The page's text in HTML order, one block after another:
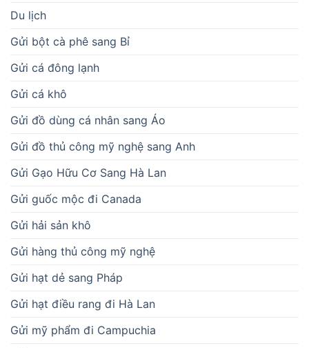
Du lịch
Gửi bột cà phê sang Bỉ
Gửi cá đông lạnh
Gửi cá khô
Gửi đồ dùng cá nhân sang Áo
Gửi đồ thủ công mỹ nghệ sang Anh
Gửi Gạo Hữu Cơ Sang Hà Lan
Gửi guốc mộc đi Canada
Gửi hải sản khô
Gửi hàng thủ công mỹ nghệ
Gửi hạt dẻ sang Pháp
Gửi hạt điều rang đi Hà Lan
Gửi mỹ phẩm đi Campuchia